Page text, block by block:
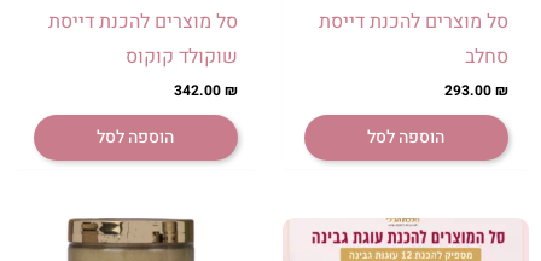
סל מוצרים להכנת דייסת
סחלב
293.00₪
הוספה לסל
סל מוצרים להכנת דייסת
שוקולד קוקוס
342.00₪
הוספה לסל